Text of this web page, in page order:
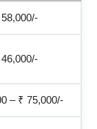
– ₹ 75,000/-